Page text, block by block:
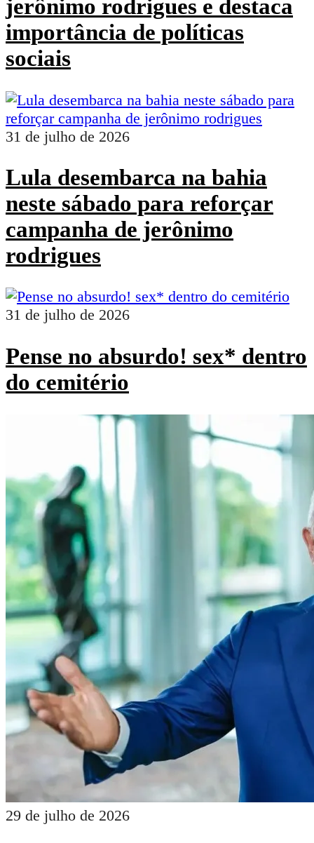
jerônimo rodrigues e destaca
importância de políticas
sociais
31 de julho de 2026
Lula desembarca na bahia
neste sábado para reforçar
campanha de jerônimo
rodrigues
31 de julho de 2026
Pense no absurdo! sex* dentro
do cemitério
29 de julho de 2026